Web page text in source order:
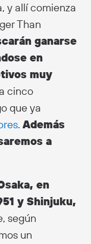
y allí comienza
Than
ganarse
en
muy
cinco
que ya
. Además
a
en
y Shinjuku,
según
un